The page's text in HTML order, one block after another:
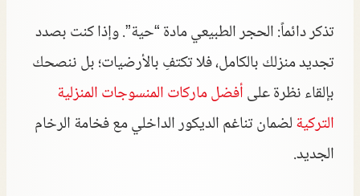
تذكر دائماً: الحجر الطبيعي مادة “حية”. وإذا كنت بصدد
تجديد منزلك بالكامل، فلا تكتفِ بالأرضيات؛ بل ننصحك
بإلقاء نظرة علىأفضل ماركات المنسوجات المنزلية
التركيةلضمان تناغم الديكور الداخلي مع فخامة الرخام
الجديد.